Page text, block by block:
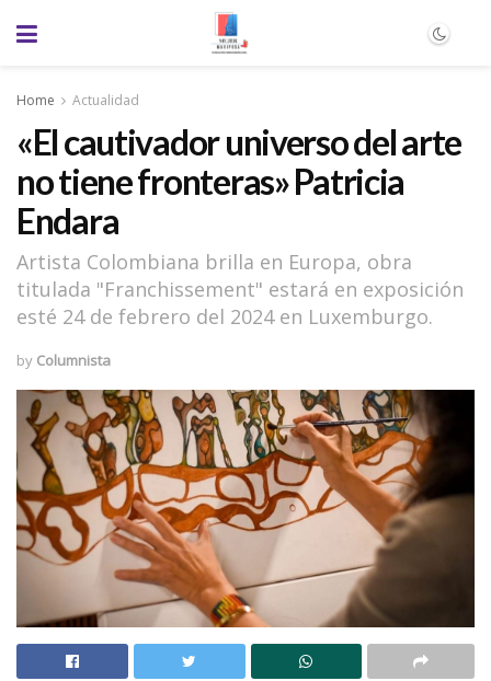
Home Actualidad
«El cautivador universo del arte
no tiene fronteras» Patricia
Endara
Artista Colombiana brilla en Europa, obra
titulada "Franchissement" estará en exposición
esté 24 de febrero del 2024 en Luxemburgo.
by Columnista